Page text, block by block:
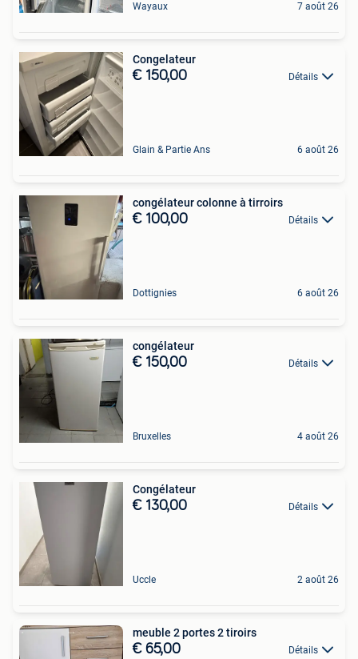
Wayaux 7 août 26
Congelateur
€ 150,00 Détails
Glain & Partie Ans 6 août 26
congélateur colonne à tirroirs
€ 100,00 Détails
Dottignies 6 août 26
congélateur
€ 150,00 Détails
Bruxelles 4 août 26
Congélateur
€ 130,00 Détails
Uccle 2 août 26
meuble 2 portes 2 tiroirs
€ 65,00 Détails